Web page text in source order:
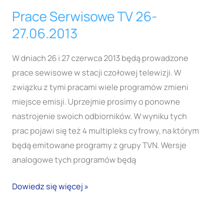
Prace Serwisowe TV 26-
27.06.2013
W dniach 26 i 27 czerwca 2013 będą prowadzone
prace sewisowe w stacji czołowej telewizji. W
związku z tymi pracami wiele programów zmieni
miejsce emisji. Uprzejmie prosimy o ponowne
nastrojenie swoich odbiorników. W wyniku tych
prac pojawi się też 4 multipleks cyfrowy, na którym
będą emitowane programy z grupy TVN. Wersje
analogowe tych programów będą
Prace
Serwisowe
26-
27.06.2013
Dowiedz się więcej »